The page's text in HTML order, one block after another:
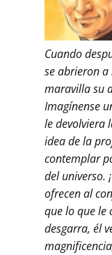
Cuando
se abrieron a
maravilla su
Imagínense
le devolviera
idea de la
contemplar
del universo.
ofrecen al
que lo que le
desgarra, él